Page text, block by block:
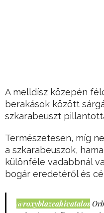
A melldísz közepén
berakások között
szkarabeuszt
Természetesen, míg
a szkarabeuszok,
különféle vadabbnál
bogár eredetéről és
@roxyblazeahivatalos